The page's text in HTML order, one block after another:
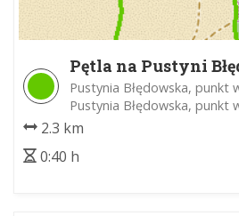
Pętla na Pustyni
Pustynia Błędowska, punkt
Pustynia Błędowska, punkt
2.3 km
0:40 h